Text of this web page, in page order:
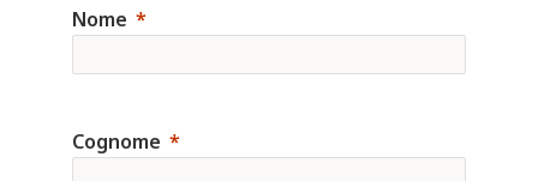
Nome
Cognome